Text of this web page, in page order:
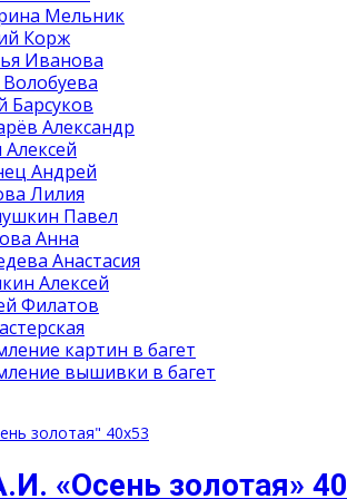
Мельник
Корж
Иванова
Барсуков
Александр
Андрей
Лилия
Павел
Анна
Анастасия
Алексей
Филатов
картин в багет
вышивки в багет
«Осень золотая»